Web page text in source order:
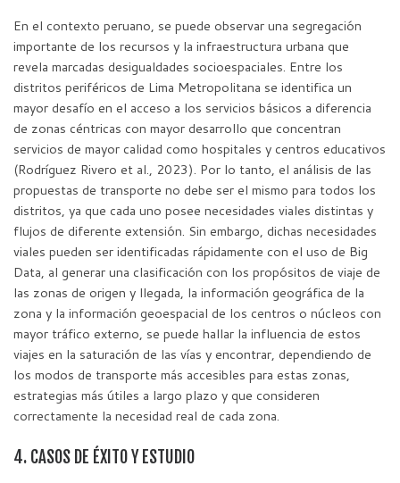
En el contexto peruano, se puede observar una segregación
importante de los recursos y la infraestructura urbana que
revela marcadas desigualdades socioespaciales. Entre los
distritos periféricos de Lima Metropolitana se identifica un
mayor desafío en el acceso a los servicios básicos a diferencia
de zonas céntricas con mayor desarrollo que concentran
servicios de mayor calidad como hospitales y centros educativos
(Rodríguez Rivero et al., 2023). Por lo tanto, el análisis de las
propuestas de transporte no debe ser el mismo para todos los
distritos, ya que cada uno posee necesidades viales distintas y
flujos de diferente extensión. Sin embargo, dichas necesidades
viales pueden ser identificadas rápidamente con el uso de Big
Data, al generar una clasificación con los propósitos de viaje de
las zonas de origen y llegada, la información geográfica de la
zona y la información geoespacial de los centros o núcleos con
mayor tráfico externo, se puede hallar la influencia de estos
viajes en la saturación de las vías y encontrar, dependiendo de
los modos de transporte más accesibles para estas zonas,
estrategias más útiles a largo plazo y que consideren
correctamente la necesidad real de cada zona.
4. CASOS DE ÉXITO Y ESTUDIO